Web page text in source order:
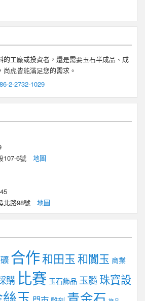
的工廠或投資者，還是需要玉石半成品、成
虎皆能滿足您的需求。
2-2732-1029
107-6號 地圖
北路98號 地圖
合作和田玉 和闐玉 商業
購 比賽 玉石飾品 玉髓珠寶設